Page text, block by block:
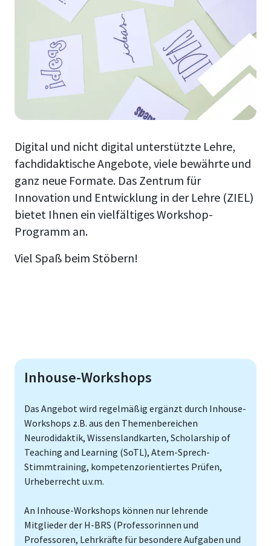
Digital und nicht digital unterstützte Lehre,
fachdidaktische Angebote, viele bewährte und
ganz neue Formate. Das Zentrum für
Innovation und Entwicklung in der Lehre (ZIEL)
bietet Ihnen ein vielfältiges Workshop-
Programm an.
Viel Spaß beim Stöbern!
Inhouse-Workshops
Das Angebot wird regelmäßig ergänzt durch Inhouse-
Workshops z.B. aus den Themenbereichen
Neurodidaktik, Wissenslandkarten, Scholarship of
Teaching and Learning (SoTL), Atem-Sprech-
Stimmtraining, kompetenzorientiertes Prüfen,
Urheberrecht u.v.m.
An Inhouse-Workshops können nur lehrende
Mitglieder der H-BRS (Professorinnen und
Professoren, Lehrkräfte für besondere Aufgaben und